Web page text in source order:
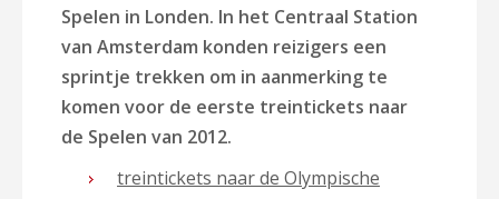
Spelen in Londen. In het Centraal Station
van Amsterdam konden reizigers een
sprintje trekken om in aanmerking te
komen voor de eerste treintickets naar
de Spelen van 2012.
treintickets naar de Olympische